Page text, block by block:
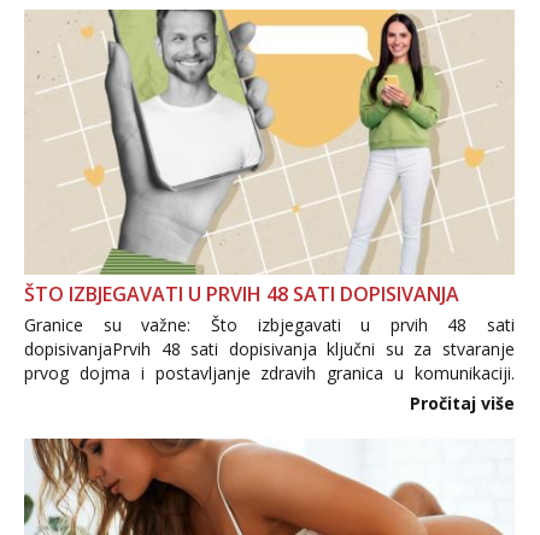
ŠTO IZBJEGAVATI U PRVIH 48 SATI DOPISIVANJA
Granice su važne: Što izbjegavati u prvih 48 sati
dopisivanjaPrvih 48 sati dopisivanja ključni su za stvaranje
prvog dojma i postavljanje zdravih granica u komunikaciji.
Važno je izbjeći prebrzo otkrivanje osobnih ili intimnih
informacija, jer nepoznata osoba još nije zaslužila to
povjerenje. Takođe...
Pročitaj više